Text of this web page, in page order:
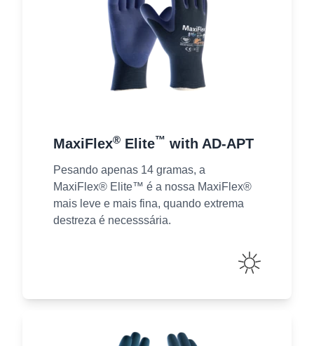
MaxiFlex® Elite™ with AD-APT
Pesando apenas 14 gramas, a
MaxiFlex® Elite™​ é a nossa MaxiFlex®
mais leve e mais fina, quando extrema
destreza é necesssária.